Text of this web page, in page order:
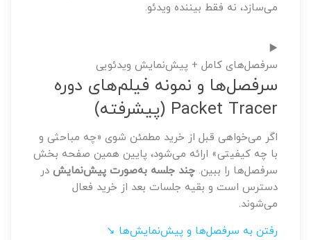
می‌سازد، نه فقط بیننده ویدئو.
▶️
سرفصل‌های کامل + پیش‌نمایش ویدئویی
سرفصل‌ها و نمونه فیلم‌های دوره
Packet Tracer (پیشرفته)
اگر می‌خواهی قبل از خرید مطمئن شوی «چه مباحثی و
با چه کیفیتی» ارائه می‌شود، پایین همین صفحه بخش
سرفصل‌ها را ببین. چند جلسه به‌صورت پیش‌نمایشدر
دسترس است و بقیه جلسات بعد از خرید فعال
می‌شوند.
رفتن به سرفصل‌ها و پیش‌نمایش‌ها ↘